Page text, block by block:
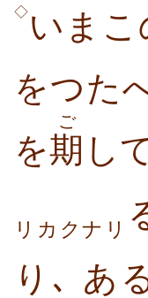
◇ いまこ
をつた
を期
ご
し
リカクナリ
り､ あ